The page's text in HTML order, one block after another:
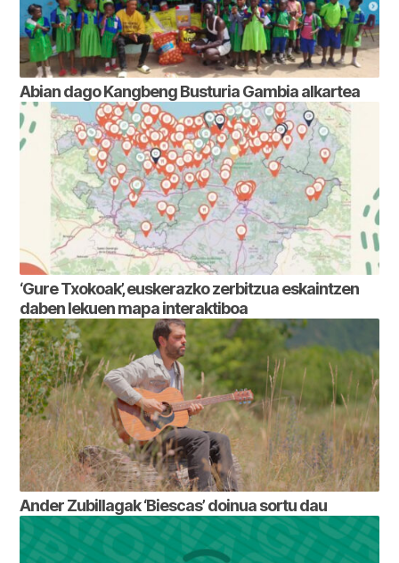
Abian dago Kangbeng Busturia Gambia alkartea
‘Gure Txokoak’, euskerazko zerbitzua eskaintzen
daben lekuen mapa interaktiboa
Ander Zubillagak ‘Biescas’ doinua sortu dau